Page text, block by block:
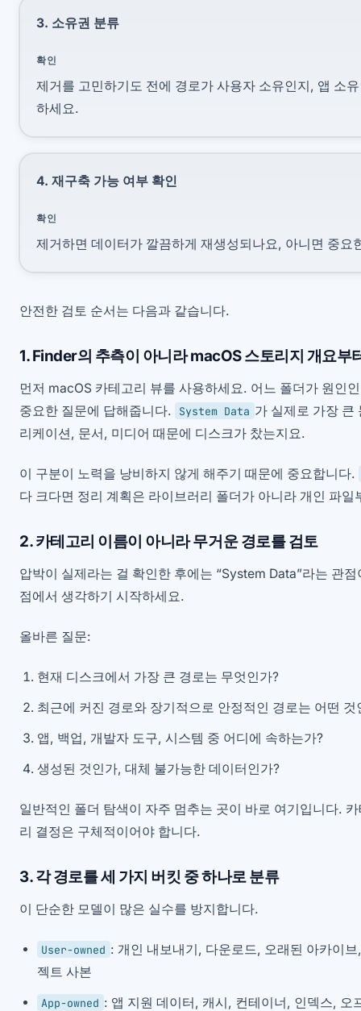
3. 소유권 분류
확인
제거를 고민하기도 전에 경로가 사용자 소유인지, 앱 소
하세요.
4. 재구축 가능 여부 확인
확인
제거하면 데이터가 깔끔하게 재생성되나요, 아니면 중요
안전한 검토 순서는 다음과 같습니다.
1. Finder의 추측이 아니라 macOS 스토리지 개요부
먼저 macOS 카테고리 뷰를 사용하세요. 어느 폴더가 원인
중요한 질문에 답해줍니다.
System Data 가 실제로 가장 큰
리케이션, 문서, 미디어 때문에 디스크가 찼는지요.
이 구분이 노력을 낭비하지 않게 해주기 때문에 중요합니다.
다 크다면 정리 계획은 라이브러리 폴더가 아니라 개인 파일
2. 카테고리 이름이 아니라 무거운 경로를 검토
압박이 실제라는 걸 확인한 후에는 “System Data”라는 관
점에서 생각하기 시작하세요.
올바른 질문:
현재 디스크에서 가장 큰 경로는 무엇인가?
최근에 커진 경로와 장기적으로 안정적인 경로는 어떤 것
앱, 백업, 개발자 도구, 시스템 중 어디에 속하는가?
생성된 것인가, 대체 불가능한 데이터인가?
일반적인 폴더 탐색이 자주 멈추는 곳이 바로 여기입니다.
리 결정은 구체적이어야 합니다.
3. 각 경로를 세 가지 버킷 중 하나로 분류
이 단순한 모델이 많은 실수를 방지합니다.
User-owned : 개인 내보내기, 다운로드, 오래된 아카이
젝트 사본
App-owned : 앱 지원 데이터, 캐시, 컨테이너, 인덱스, 오